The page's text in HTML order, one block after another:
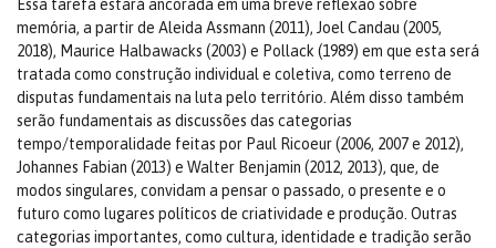
Essa tarefa estará ancorada em uma breve reflexão sobre
memória, a partir de Aleida Assmann (2011), Joel Candau (2005,
2018), Maurice Halbawacks (2003) e Pollack (1989) em que esta será
tratada como construção individual e coletiva, como terreno de
disputas fundamentais na luta pelo território. Além disso também
serão fundamentais as discussões das categorias
tempo/temporalidade feitas por Paul Ricoeur (2006, 2007 e 2012),
Johannes Fabian (2013) e Walter Benjamin (2012, 2013), que, de
modos singulares, convidam a pensar o passado, o presente e o
futuro como lugares políticos de criatividade e produção. Outras
categorias importantes, como cultura, identidade e tradição serão